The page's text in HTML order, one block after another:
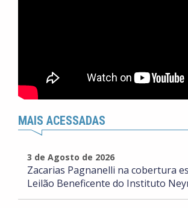
MAIS ACESSADAS
3 de Agosto de 2026
Zacarias Pagnanelli na cobertura
Leilão Beneficente do Instituto